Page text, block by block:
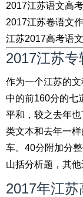
2017江苏语文高
2017江苏卷语文
江苏2017高考语
2017江苏
作为一个江苏的
中的前160分的七
平和，较之去年
类文本和去年一
车。40分附加分
山括分析题，其他
2017年江